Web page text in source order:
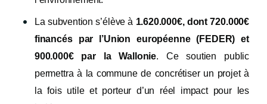
La subvention s’élève à 1.620.000€, dont 720.000€
financés par l’Union européenne (FEDER) et
900.000€ par la Wallonie. Ce soutien public
permettra à la commune de concrétiser un projet à
la fois utile et porteur d’un réel impact pour les